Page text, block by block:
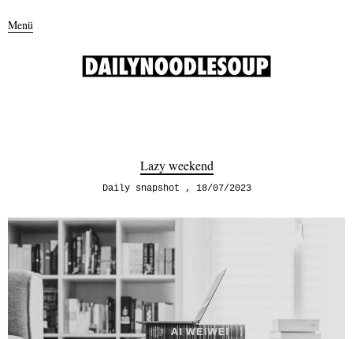
Menü
Lazy weekend
Daily snapshot 18/07/2023